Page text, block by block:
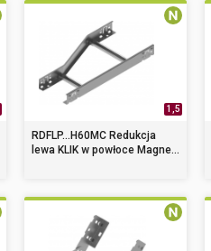
1,5
RDFLP...H60MC Redukcja
lewa KLIK w powłoce Magne...